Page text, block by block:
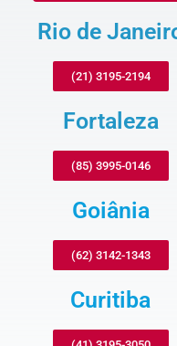
Rio de
(21) 3195-2194
Fortaleza
(85) 3995-0146
Goiânia
(62) 3142-1343
Curitiba